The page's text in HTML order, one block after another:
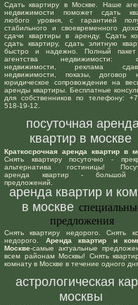
Сдать квартиру в Москве. Наше
недвижимости поможет сдать
любого уровня, с гарантией
стабильного и своевременного
сдачи квартиры в аренду. Сдать
сдать квартиру, сдать элитную
быстро и надежно. Полный пакет
агентства недвижимости:
недвижимости, реклама
недвижимости, показы, договор
юридическое сопровождение на
аренды квартиры. Бесплатные
для собственников по телефону:
518-19-12.
посуточная
квартир в москве
Краткосрочная аренда квартир в
Снять квартиру посуточно -
альтернатива гостиницы!
аренда квартир - большой
предложений.
аренда квартир и
в москве
предложения
Снять квартиру недорого. Снять
недорого. Аренда квартир и
Москве-самые актуальные
всем районам Москвы! Снять
комнату в Москве в течение одного
астрологическая
москвы